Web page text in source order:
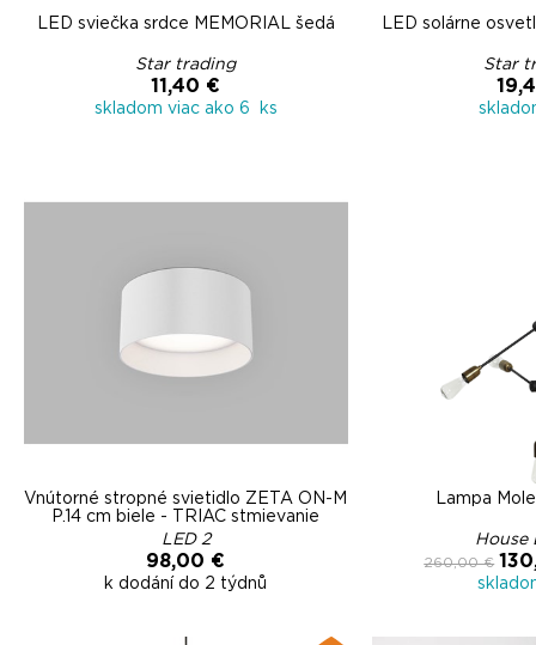
LED sviečka srdce MEMORIAL šedá
Star trading
11,40 €
skladom viac ako 6 ks
LED solárne
Star
Vnútorné stropné svietidlo ZETA ON-M
P.14 cm biele - TRIAC stmievanie
LED 2
98,00 €
k dodání do 2 týdnů
Lampa
House
260,00 €